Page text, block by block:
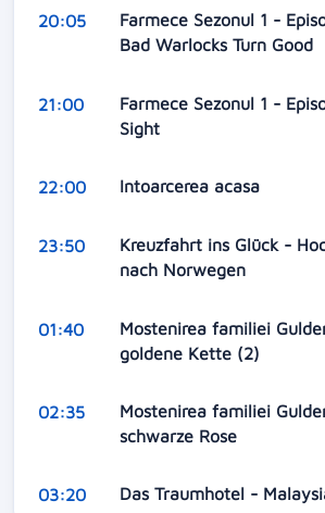
20:05
Farmece Sezonul 1 -
Bad Warlocks Turn Good
21:00
Farmece Sezonul 1 -
Sight
22:00 Intoarcerea acasa
23:50
Kreuzfahrt ins Glück -
nach Norwegen
01:40
Mostenirea familiei
goldene Kette (2)
02:35
Mostenirea familiei
schwarze Rose
03:20 Das Traumhotel -